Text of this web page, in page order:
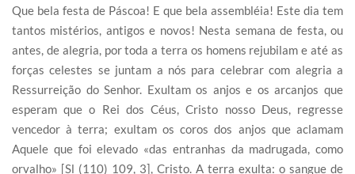
Que bela festa de Páscoa! E que bela assembléia! Este dia tem
tantos mistérios, antigos e novos! Nesta semana de festa, ou
antes, de alegria, por toda a terra os homens rejubilam e até as
forças celestes se juntam a nós para celebrar com alegria a
Ressurreição do Senhor. Exultam os anjos e os arcanjos que
esperam que o Rei dos Céus, Cristo nosso Deus, regresse
vencedor à terra; exultam os coros dos anjos que aclamam
Aquele que foi elevado «das entranhas da madrugada, como
orvalho» [Sl (110) 109, 3], Cristo. A terra exulta: o sangue de